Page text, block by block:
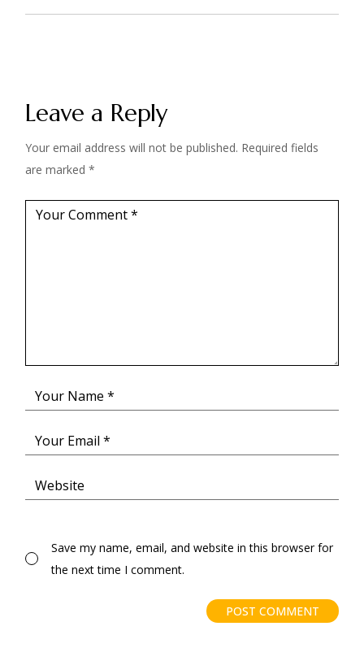
Leave a Reply
Your email address will not be published. Required fields
are marked*
Save my name, email, and website in this browser for
the next time I comment.
POST COMMENT